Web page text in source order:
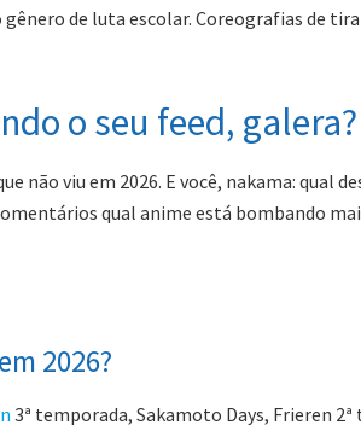
de luta escolar. Coreografias de
o seu feed, galera?
não viu em 2026. E você, nakama: qual
qual anime está bombando
2026?
3ª temporada, Sakamoto Days, Frieren 2ª